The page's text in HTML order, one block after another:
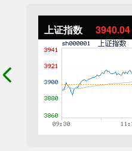
上证指数 3940.04